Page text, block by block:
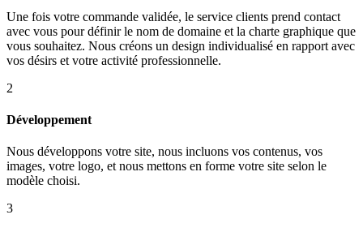
Une fois votre commande validée, le service clients prend contact
avec vous pour définir le nom de domaine et la charte graphique que
vous souhaitez. Nous créons un design individualisé en rapport avec
vos désirs et votre activité professionnelle.
2
Développement
Nous développons votre site, nous incluons vos contenus, vos
images, votre logo, et nous mettons en forme votre site selon le
modèle choisi.
3